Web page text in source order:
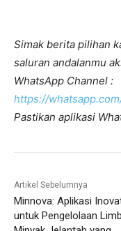
Simak berita pilihan
saluran andalanmu
WhatsApp Channel :
https://
Pastikan aplikasi
Artikel Sebelumnya
Minnova: Aplikasi
untuk Pengelolaan